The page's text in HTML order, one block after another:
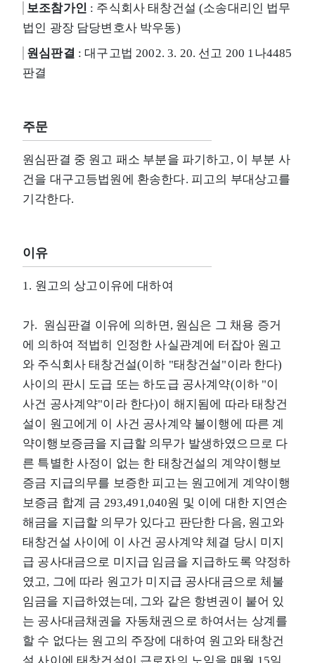
보조참가인 : 주식회사 태창건설 (소송대리인 법무
법인 광장 담당변호사 박우동)
원심판결 : 대구고법 2002. 3. 20. 선고 200 1나4485
판결
주문
원심판결 중 원고 패소 부분을 파기하고, 이 부분 사
건을 대구고등법원에 환송한다. 피고의 부대상고를
기각한다.
이유
1. 원고의 상고이유에 대하여
가. 원심판결 이유에 의하면, 원심은 그 채용 증거
에 의하여 적법히 인정한 사실관계에 터잡아 원고
와 주식회사 태창건설(이하 "태창건설"이라 한다)
사이의 판시 도급 또는 하도급 공사계약(이하 "이
사건 공사계약"이라 한다)이 해지됨에 따라 태창건
설이 원고에게 이 사건 공사계약 불이행에 따른 계
약이행보증금을 지급할 의무가 발생하였으므로 다
른 특별한 사정이 없는 한 태창건설의 계약이행보
증금 지급의무를 보증한 피고는 원고에게 계약이행
보증금 합계 금 293,491,040원 및 이에 대한 지연손
해금을 지급할 의무가 있다고 판단한 다음, 원고와
태창건설 사이에 이 사건 공사계약 체결 당시 미지
급 공사대금으로 미지급 임금을 지급하도록 약정하
였고, 그에 따라 원고가 미지급 공사대금으로 체불
임금을 지급하였는데, 그와 같은 항변권이 붙어 있
는 공사대금채권을 자동채권으로 하여서는 상계를
할 수 없다는 원고의 주장에 대하여 원고와 태창건
설 사이에 태창건설이 근로자의 노임을 매월 15일